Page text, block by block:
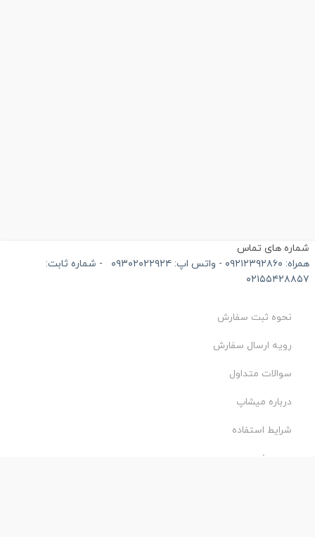
های تماس
- واتس اپ: ۰۹۳۰۲۰۲۲۹۲۴
-
شماره ثابت:
نحوه ثبت سفارش
رویه ارسال سفارش
سوالات متداول
درباره میشاپ
شرایط استفاده
حریم خصوصی